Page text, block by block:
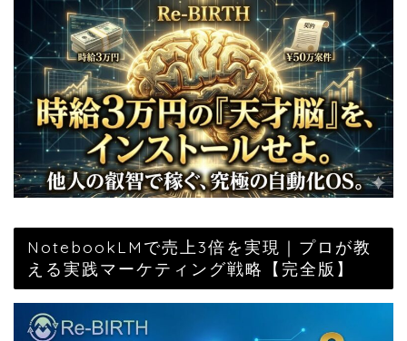
NotebookLMで売上3倍を実現｜プロが教
える実践マーケティング戦略【完全版】